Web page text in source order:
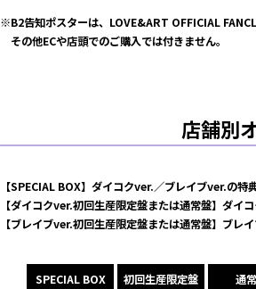
※B2告知ポスターは、LOVE&ART OFFICIAL
その他ECや店頭でのご購入では付きません。
店舗別
【SPECIAL BOX】ダイコクver.／ブレイブver.の特
【ダイコクver.初回生産限定盤または通常盤】ダイ
【ブレイブver.初回生産限定盤または通常盤】ブレ
SPECIAL BOX 初回生産限定盤 通